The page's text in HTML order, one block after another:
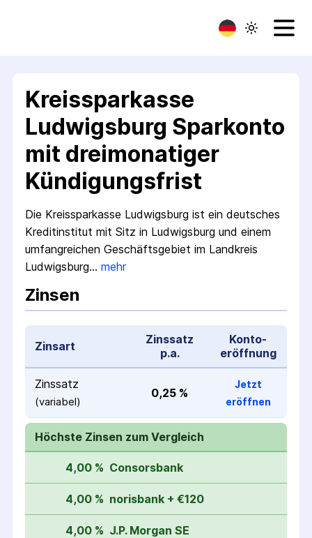
Kreissparkasse
Ludwigsburg Sparkonto
mit dreimonatiger
Kündigungsfrist
Die Kreissparkasse Ludwigsburg ist ein deutsches
Kreditinstitut mit Sitz in Ludwigsburg und einem
umfangreichen Geschäftsgebiet im Landkreis
Ludwigsburg… mehr
Zinsen
Zinsart
Zinssatz
p.a.
Konto­
eröffnung
Zinssatz
(variabel)
0,25 %
Jetzt
eröffnen
Höchste Zinsen zum Vergleich
4,00 % Consorsbank
4,00 % norisbank + €120
4,00 % J.P. Morgan SE